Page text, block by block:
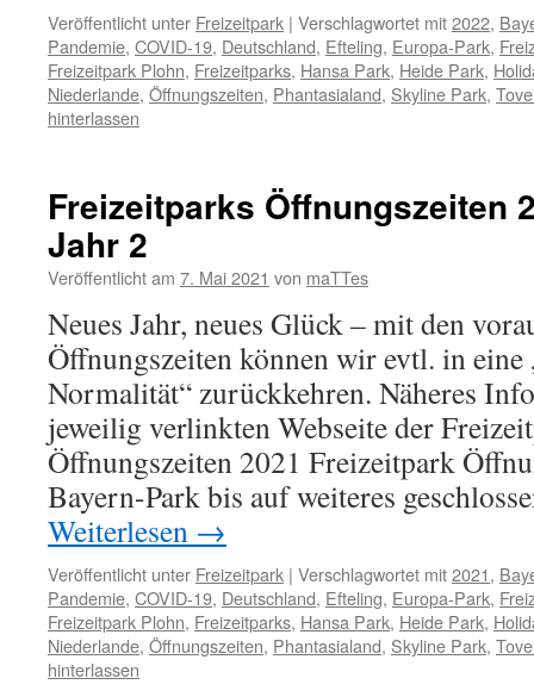
Veröffentlicht unter Freizeitpark | Verschlagwortet mit2022,
Pandemie, COVID-19, Deutschland, Efteling, Europa-Park,
Freizeitpark Plohn, Freizeitparks, Hansa Park, Heide Park,
Niederlande, Öffnungszeiten, Phantasialand, Skyline Park,
hinterlassen
Freizeitparks Öffnungszeiten
Jahr 2
Veröffentlicht am 7. Mai 2021 von maTTes
Neues Jahr, neues Glück – mit den
Öffnungszeiten können wir evtl. in
Normalität“ zurückkehren. Näheres
jeweilig verlinkten Webseite der
Öffnungszeiten 2021 Freizeitpark
Bayern-Park bis auf weiteres
Weiterlesen →
Veröffentlicht unter Freizeitpark | Verschlagwortet mit2021,
Pandemie, COVID-19, Deutschland, Efteling, Europa-Park,
Freizeitpark Plohn, Freizeitparks, Hansa Park, Heide Park,
Niederlande, Öffnungszeiten, Phantasialand, Skyline Park,
hinterlassen